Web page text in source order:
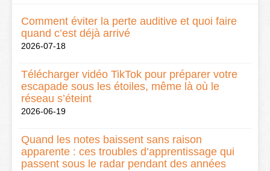
Comment éviter la perte auditive et quoi faire
quand c’est déjà arrivé
2026-07-18
Télécharger vidéo TikTok pour préparer votre
escapade sous les étoiles, même là où le
réseau s’éteint
2026-06-19
Quand les notes baissent sans raison
apparente : ces troubles d’apprentissage qui
passent sous le radar pendant des années